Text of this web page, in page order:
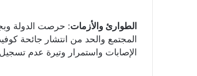
الطوارئ والأزمات: حرصت الدولة
الإصابات واستمرار وتيرة عدم